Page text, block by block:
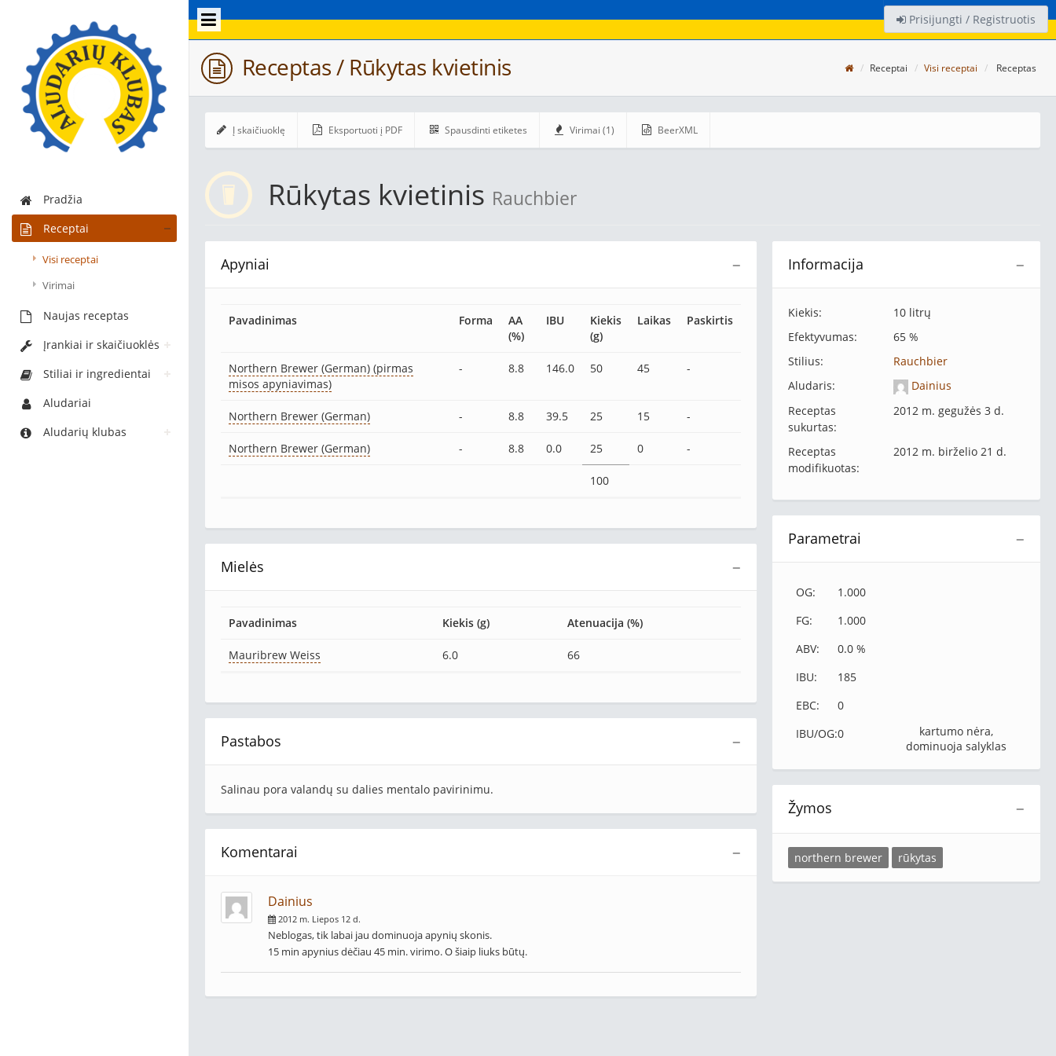
Pradžia
Receptai
Visi receptai
Virimai
Naujas receptas
Įrankiai ir skaičiuoklės
Stiliai ir ingredientai
Aludariai
Aludarių klubas
Prisijungti / Registruotis
Receptas / Rūkytas kvietinis Receptai Visi receptai Receptas
Į skaičiuoklę Eksportuoti į PDF Spausdinti etiketes Virimai (1) BeerXML
Rūkytas kvietinis Rauchbier
−
Informacija
Kiekis:
10 litrų
Efektyvumas:
65 %
Stilius:
Rauchbier
Aludaris:
Dainius
Receptas
sukurtas:
2012 m. gegužės 3 d.
Receptas
modifikuotas:
2012 m. birželio 21 d.
−
Parametrai
OG:
1.000
FG:
1.000
ABV:
0.0 %
IBU:
185
EBC:
0
IBU/OG:0
kartumo nėra,
dominuoja salyklas
−
Žymos
northern brewer rūkytas
−
Apyniai
Pavadinimas Forma
AA
(%)
IBU
Kiekis
(g)
Laikas Paskirtis
Northern Brewer (German) (pirmas
misos apyniavimas)
- 8.8 146.0 50 45 -
Northern Brewer (German) - 8.8 39.5 25 15 -
Northern Brewer (German) - 8.8 0.0 25 0 -
100
−
Mielės
Pavadinimas Kiekis (g) Atenuacija (%)
Mauribrew Weiss 6.0 66
−
Pastabos
Salinau pora valandų su dalies mentalo pavirinimu.
−
Komentarai
Dainius
2012 m. Liepos 12 d.
Neblogas, tik labai jau dominuoja apynių skonis.
15 min apynius dėčiau 45 min. virimo. O šiaip liuks būtų.